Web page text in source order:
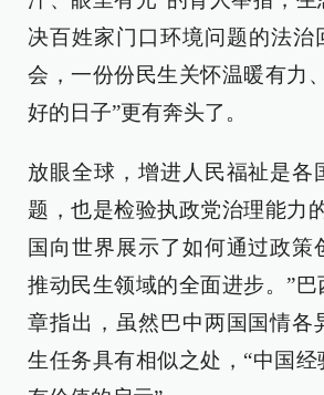
决百姓家门口环境问题的法
会，一份份民生关怀温暖有力
好的日子”更有奔头了。
放眼全球，增进人民福祉是各
题，也是检验执政党治理能力
国向世界展示了如何通过政策
推动民生领域的全面进步。”
章指出，虽然巴中两国国情各
生任务具有相似之处，“中国经